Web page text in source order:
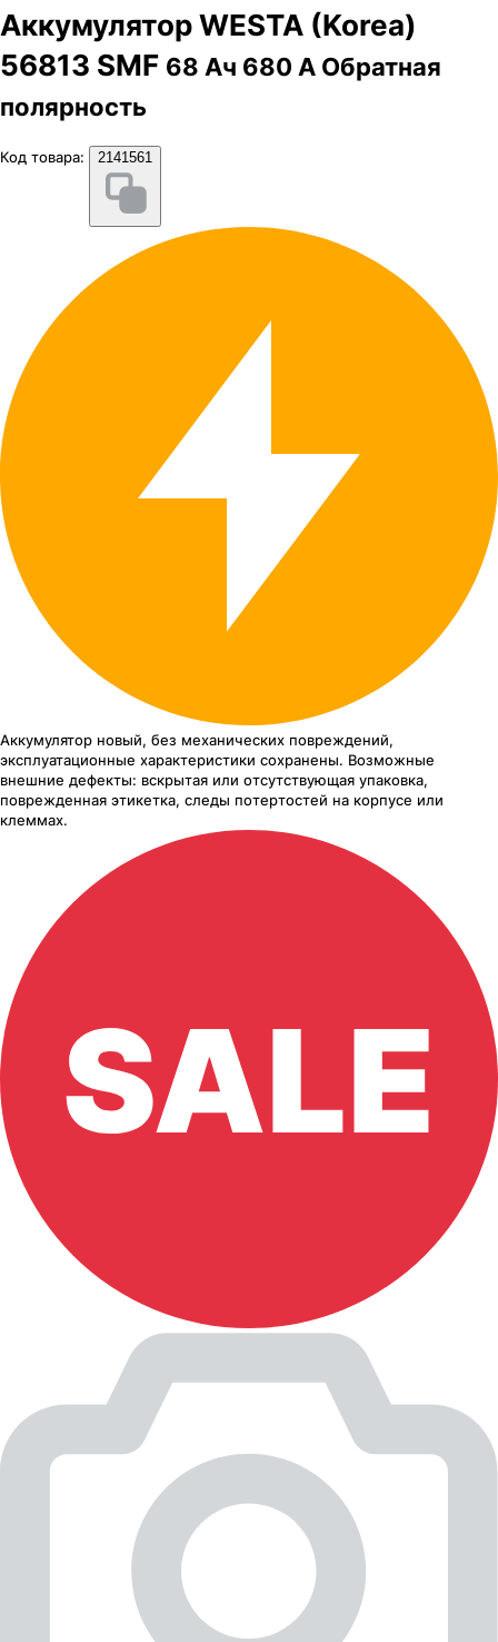
Аккумулятор WESTA (Korea)
56813 SMF 68 Ач 680 А Обратная
полярность
Код товара: 2141561
Аккумулятор новый, без механических повреждений,
эксплуатационные характеристики сохранены. Возможные
внешние дефекты: вскрытая или отсутствующая упаковка,
поврежденная этикетка, следы потертостей на корпусе или
клеммах.